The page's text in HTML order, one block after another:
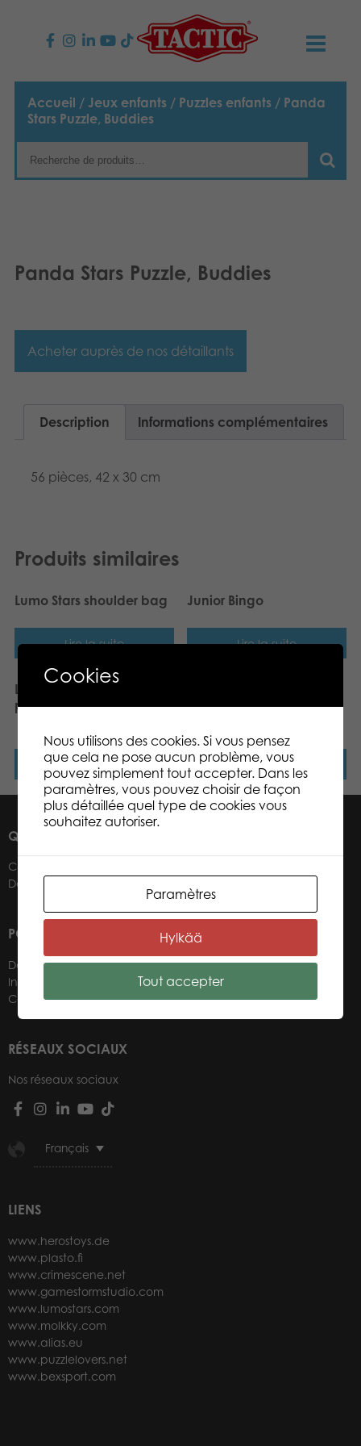
PRODUITS
Jeux enfants
Jeux famille
Applications mobiles
NOUVEAUTÉS
TACTIC
Média
Suomi
Polski
Deutsch
Accueil / Jeux enfants / Puzzles enfants / Panda
Stars Puzzle, Buddies
Panda Stars Puzzle, Buddies
Acheter auprès de nos détaillants
Description Informations complémentaires
56 pièces, 42 x 30 cm
Produits similaires
Lumo Stars shoulder bag
Lire la suite
Junior Bingo
Lire la suite
Lumo Stars Basketball
plush
Lire la suite
Sleeping Puppy 56 pcs
Lire la suite
QUI SOMMES-NOUS ?
Contacts
Détaillants
POUR NOS DÉTAILLANTS
Devenir un détaillant
Informations détaillants
Connexion boutique web
RÉSEAUX SOCIAUX
Nos réseaux sociaux
Français
LIENS
www.herostoys.de
www.plasto.fi
www.crimescene.net
www.gamestormstudio.com
www.lumostars.com
www.molkky.com
www.alias.eu
www.puzzlelovers.net
www.bexsport.com
Cookies
Nous utilisons des cookies. Si vous pensez
que cela ne pose aucun problème, vous
pouvez simplement tout accepter. Dans les
paramètres, vous pouvez choisir de façon
plus détaillée quel type de cookies vous
souhaitez autoriser.
Paramètres
Hylkää
Tout accepter